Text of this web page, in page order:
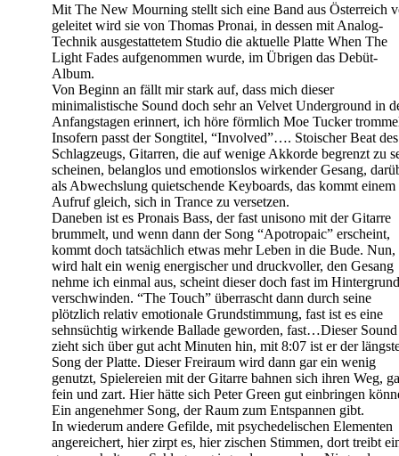
Mit The New Mourning stellt sich eine Band aus Österreich
geleitet wird sie von Thomas Pronai, in dessen mit Analog-
Technik ausgestattetem Studio die aktuelle Platte When The
Light Fades aufgenommen wurde, im Übrigen das Debüt-
Album.
Von Beginn an fällt mir stark auf, dass mich dieser
minimalistische Sound doch sehr an Velvet Underground in
Anfangstagen erinnert, ich höre förmlich Moe Tucker
Insofern passt der Songtitel, “Involved”…. Stoischer Beat des
Schlagzeugs, Gitarren, die auf wenige Akkorde begrenzt zu
scheinen, belanglos und emotionslos wirkender Gesang,
als Abwechslung quietschende Keyboards, das kommt einem
Aufruf gleich, sich in Trance zu versetzen.
Daneben ist es Pronais Bass, der fast unisono mit der Gitarre
brummelt, und wenn dann der Song “Apotropaic” erscheint,
kommt doch tatsächlich etwas mehr Leben in die Bude. Nun,
wird halt ein wenig energischer und druckvoller, den Gesang
nehme ich einmal aus, scheint dieser doch fast im
verschwinden. “The Touch” überrascht dann durch seine
plötzlich relativ emotionale Grundstimmung, fast ist es eine
sehnsüchtig wirkende Ballade geworden, fast…Dieser Sound
zieht sich über gut acht Minuten hin, mit 8:07 ist er der
Song der Platte. Dieser Freiraum wird dann gar ein wenig
genutzt, Spielereien mit der Gitarre bahnen sich ihren Weg,
fein und zart. Hier hätte sich Peter Green gut einbringen
Ein angenehmer Song, der Raum zum Entspannen gibt.
In wiederum andere Gefilde, mit psychedelischen Elementen
angereichert, hier zirpt es, hier zischen Stimmen, dort treibt